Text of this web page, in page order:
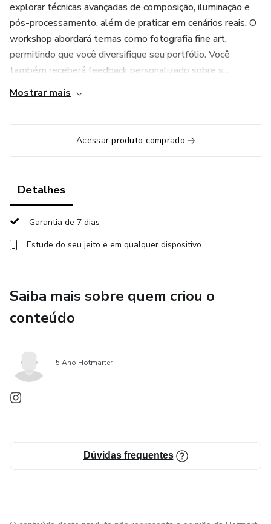
explorar técnicas avançadas de composição, iluminação e
pós-processamento, além de praticar em cenários reais. O
workshop abordará temas como fotografia fine art,
permitindo que você diversifique seu portfólio. Você
também receberá feedback personalizado sobre s...
Mostrar mais
Acessar produto comprado
Detalhes
Garantia de 7 dias
Estude do seu jeito e em qualquer dispositivo
Saiba mais sobre quem criou o
conteúdo
5 Ano Hotmarter
Dúvidas frequentes